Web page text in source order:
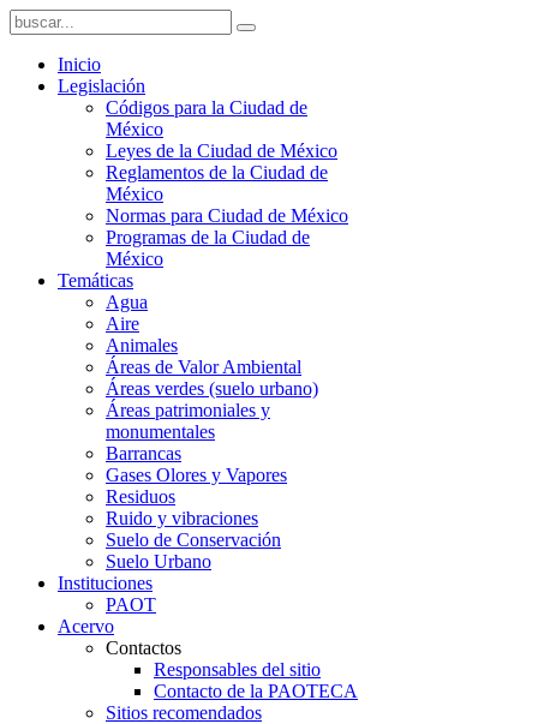
Inicio
Legislación
Códigos para la Ciudad de
México
Leyes de la Ciudad de México
Reglamentos de la Ciudad de
México
Normas para Ciudad de México
Programas de la Ciudad de
México
Temáticas
Agua
Aire
Animales
Áreas de Valor Ambiental
Áreas verdes (suelo urbano)
Áreas patrimoniales y
monumentales
Barrancas
Gases Olores y Vapores
Residuos
Ruido y vibraciones
Suelo de Conservación
Suelo Urbano
Instituciones
PAOT
Acervo
Contactos
Responsables del sitio
Contacto de la PAOTECA
Sitios recomendados